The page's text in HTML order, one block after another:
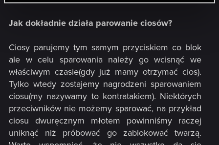
Jak dokładnie działa parowanie ciosów?
Ciosy parujemy tym samym przyciskiem co blok
ale w celu sparowania należy go wcisnąć we
właściwym czasie(gdy już mamy otrzymać cios).
Tylko wtedy zostajemy nagrodzeni sparowaniem
ciosu(my nazywamy to kontratakiem). Niektórych
przeciwników nie możemy sparować, na przykład
ciosu dwuręcznym młotem powinniśmy raczej
uniknąć niż próbować go zablokować twarzą.